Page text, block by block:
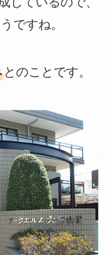
ですね。
とのことです。